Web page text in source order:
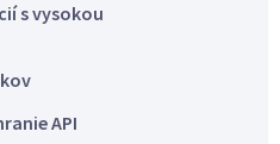
s vysokou
API